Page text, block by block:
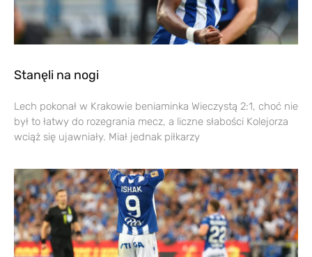
Stanęli na nogi
Lech pokonał w Krakowie beniaminka Wieczystą 2:1, choć nie
był to łatwy do rozegrania mecz, a liczne słabości Kolejorza
wciąż się ujawniały. Miał jednak piłkarzy